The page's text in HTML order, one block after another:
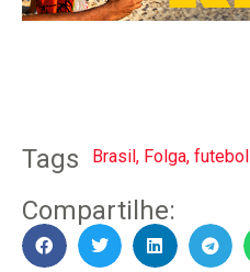
Tags Brasil, Folga, futebol
Compartilhe: